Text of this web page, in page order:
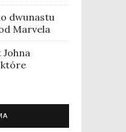
dwunastu
Marvela
które